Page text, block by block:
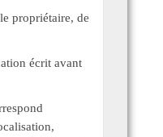
propriétaire, de
écrit avant